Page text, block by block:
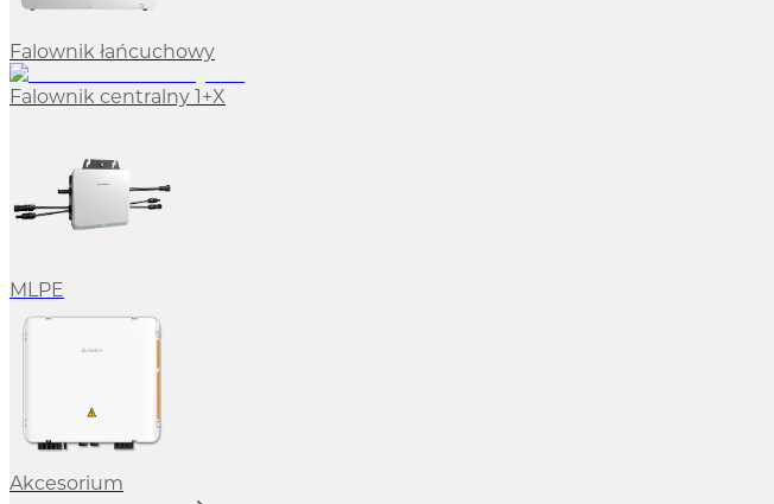
Falownik łańcuchowy
Falownik centralny 1+X
MLPE
Akcesorium